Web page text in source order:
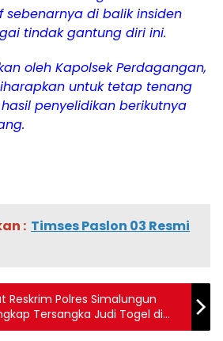
di balik insiden
tindak gantung diri ini.
oleh Kapolsek Perdagangan,
untuk tetap tenang
penyelidikan berikutnya
: Timses Paslon 03 Resmi
Reskrim Polres Simalungun
Tersangka Judi Togel di